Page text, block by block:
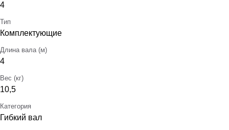
4
Тип
Комплектующие
Длина вала (м)
4
Вес (кг)
10,5
Категория
Гибкий вал